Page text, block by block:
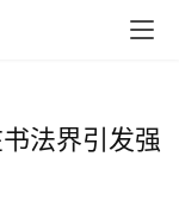
法界引发强